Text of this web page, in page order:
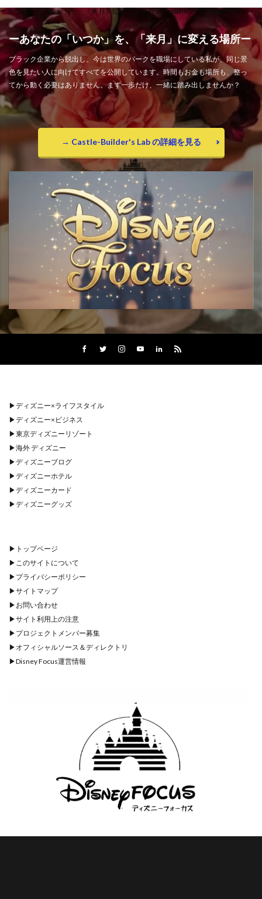
ーあなたの「いつか」を、「来月」に変える場所ー" width="768" height="432" >
ーあなたの「いつか」を、「来月」に変える場所ー
ブラック企業から脱出し、今は世界のパークを職場にしている私が、同じ景
色を見たい人に向けてすべてを公開しています。時間もお金も場所も、整っ
てから動く必要はありません。まず一歩だけ、一緒に踏み出しませんか？
→ Castle-Builder's Lab の詳細を見る
▶︎ディズニー×ライフスタイル
▶︎ディズニー×ビジネス
▶︎東京ディズニーリゾート
▶︎海外 ディズニー
▶︎ディズニーブログ
▶︎ディズニーホテル
▶︎ディズニーカード
▶︎ディズニーグッズ
▶︎ トップページ
▶︎ このサイトについて
▶︎ プライバシーポリシー
▶︎サイトマップ
▶︎ お問い合わせ
▶︎サイト利用上の注意
▶︎ プロジェクトメンバー募集
▶︎ オフィシャルソース＆ディレクトリ
▶︎Disney Focus運営情報